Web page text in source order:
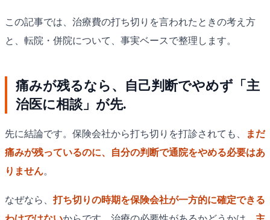
この記事では、治療費の打ち切りを言われたときの考え方
と、転院・併院について、事実ベースで整理します。
痛みが残るなら、自己判断でやめず「主
治医に相談」が先.
先に結論です。保険会社から打ち切りを打診されても、
まだ
痛みが残っているのに、自分の判断で通院をやめる必要はあ
りません。
なぜなら、打ち切りの時期を保険会社が一方的に確定できる